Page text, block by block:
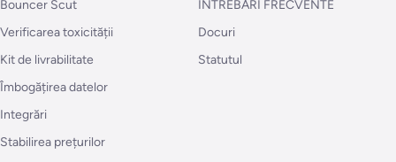
Bouncer Scut
Verificarea toxicității
Kit de livrabilitate
Îmbogățirea datelor
Integrări
Stabilirea prețurilor
ÎNTREBĂRI FRECVENTE
Docuri
Statutul